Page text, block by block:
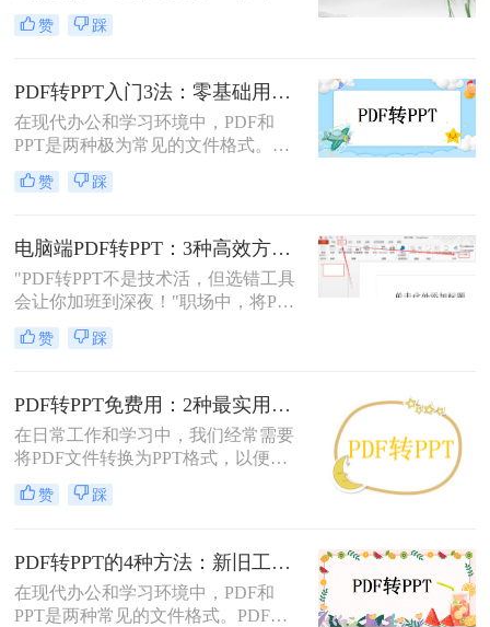
情况。无论是为了便于演示还是进一
步编辑，掌握有效的转换方法都是必
本文将详细介绍几种常用的方法。
赞 踩
PDF转PPT入门3法：零基础用户的操作要点和注意事项！
在现代办公和学习环境中，PDF和
PPT是两种极为常见的文件格式。
PDF因其固定格式的特点而受到广泛
欢迎，尤其适合用于合同、学术论文
而，当这些静态内容需要被进一步编
辑或在公共场合展示时，将其转换为
PPT格式成为了一种常见的需求。那
么PDF如何转为PPT呢？本文将详细
介绍三种将PDF转换为PPT的方法，
帮助您根据自己的实际需求选择最合
赞 踩
电脑端PDF转PPT：3种高效方法的操作步骤和格式保留设置！
"PDF转PPT不是技术活，但选错工具
会让你加班到深夜！"职场中，将PDF
报告一键转化为PPT演示文稿是高频
刚需。然而，90%的办公族曾陷入“转
工”的泥潭——这不是能力问题，而
是工具选择的致命陷阱。那么怎么在
电脑上把pdf转换成ppt呢？作为深耕
电脑办公软件测评8年的博主，我亲
测30+工具，今天聚焦精准高效的转
换方案，帮你避开99%的坑。拒绝低
赞 踩
PDF转PPT免费用：2种最实用的操作路径和避坑要点！
在日常工作和学习中，我们经常需要
将PDF文件转换为PPT格式，以便进
行演示或编辑。那么怎么把pdf转换成
ppt免费呢？本文将介绍两种免费将
完成转换任务。
赞 踩
PDF转PPT的4种方法：新旧工具对比，哪个更适合批量转换！
在现代办公和学习环境中，PDF和
PPT是两种常见的文件格式。PDF文